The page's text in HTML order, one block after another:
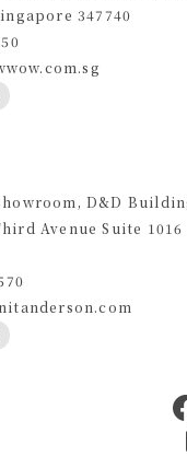
347740
D&D
Avenue Suite